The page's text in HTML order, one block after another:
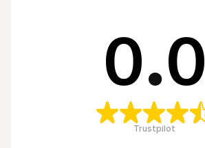
0.0
Trustpilot